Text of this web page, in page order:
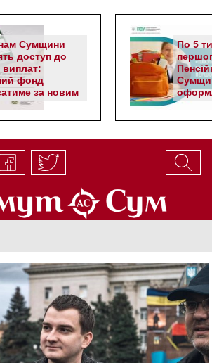
Сумщини
доступ до
виплат:
фонд
за новим
По 5